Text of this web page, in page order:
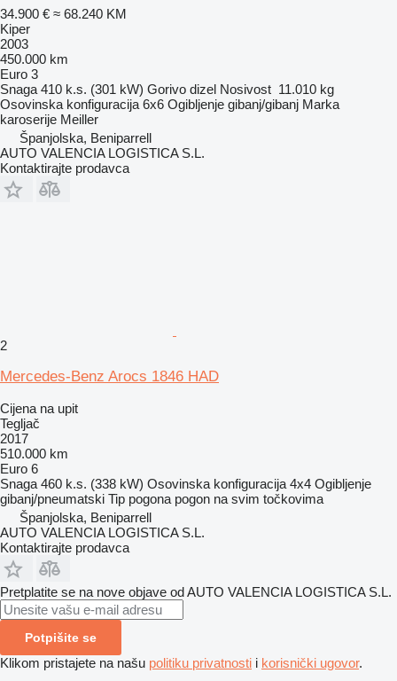
34.900 € ≈ 68.240 KM
Kiper
2003
450.000 km
Euro 3
Snaga 410 k.s. (301 kW) Gorivo dizel Nosivost 11.010 kg
Osovinska konfiguracija 6x6 Ogibljenje gibanj/gibanj Marka
karoserije Meiller
Španjolska, Beniparrell
AUTO VALENCIA LOGISTICA S.L.
Kontaktirajte prodavca
2
Mercedes-Benz Arocs 1846 HAD
Cijena na upit
Tegljač
2017
510.000 km
Euro 6
Snaga 460 k.s. (338 kW) Osovinska konfiguracija 4x4 Ogibljenje
gibanj/pneumatski Tip pogona pogon na svim točkovima
Španjolska, Beniparrell
AUTO VALENCIA LOGISTICA S.L.
Kontaktirajte prodavca
Pretplatite se na nove objave od AUTO VALENCIA LOGISTICA S.L.
Potpišite se
Klikom pristajete na našu politiku privatnosti i korisnički ugovor.